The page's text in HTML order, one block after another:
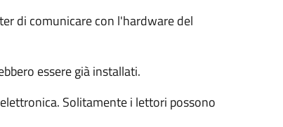
di comunicare con l'hardware del
essere già installati.
Solitamente i lettori possono